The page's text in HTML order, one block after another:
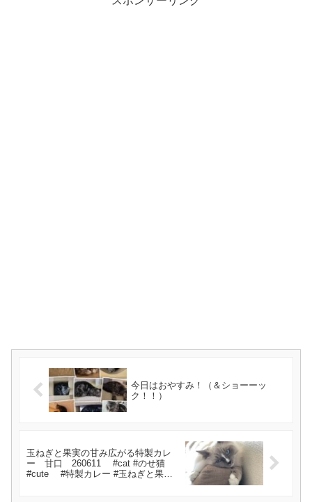
今日はおやすみ！（＆ショーーッ
ク！！）
玉ねぎと果実の甘み広がる特製カレ
ー 甘口 260611 #cat #のせ猫
#cute #特製カレー #玉ねぎと果実